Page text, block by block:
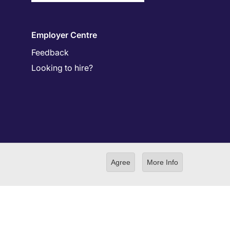
Employer Centre
Feedback
Looking to hire?
Agree More Info